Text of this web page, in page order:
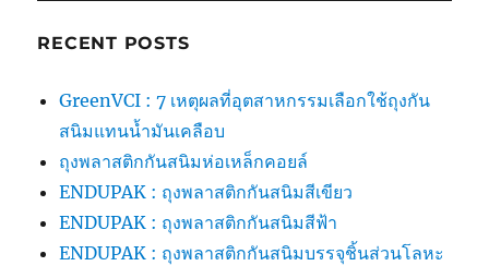
RECENT POSTS
GreenVCI : 7 เหตุผลที่อุตสาหกรรมเลือกใช้ถุงกัน
สนิมแทนน้ำมันเคลือบ
ถุงพลาสติกกันสนิมห่อเหล็กคอยล์
ENDUPAK : ถุงพลาสติกกันสนิมสีเขียว
ENDUPAK : ถุงพลาสติกกันสนิมสีฟ้า
ENDUPAK : ถุงพลาสติกกันสนิมบรรจุชิ้นส่วนโลหะ